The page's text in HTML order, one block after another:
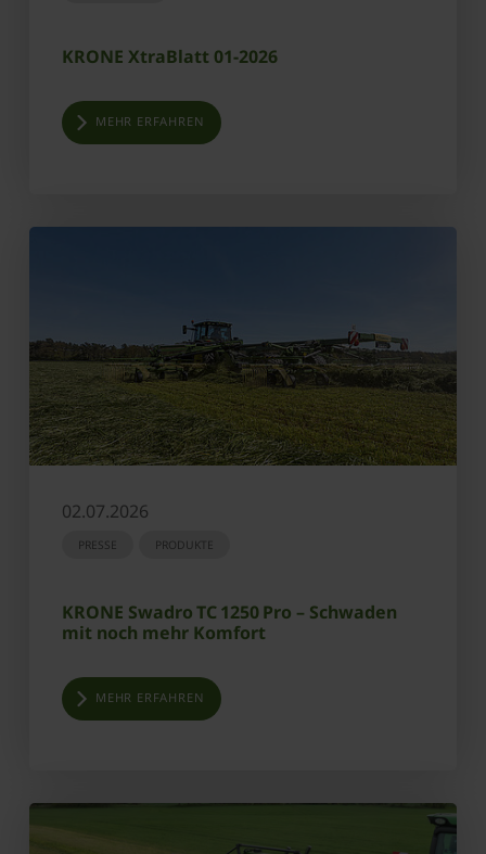
KRONE XtraBlatt 01-2026
MEHR ERFAHREN
02.07.2026
PRESSE PRODUKTE
KRONE Swadro TC 1250 Pro – Schwaden
mit noch mehr Komfort
MEHR ERFAHREN